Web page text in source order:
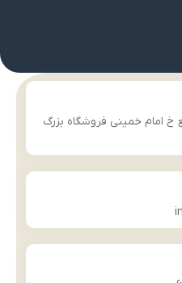
امام خمینی فروشگاه بزرگ